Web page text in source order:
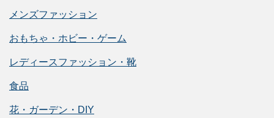
メンズファッション
おもちゃ・ホビー・ゲーム
レディースファッション・靴
食品
花・ガーデン・DIY